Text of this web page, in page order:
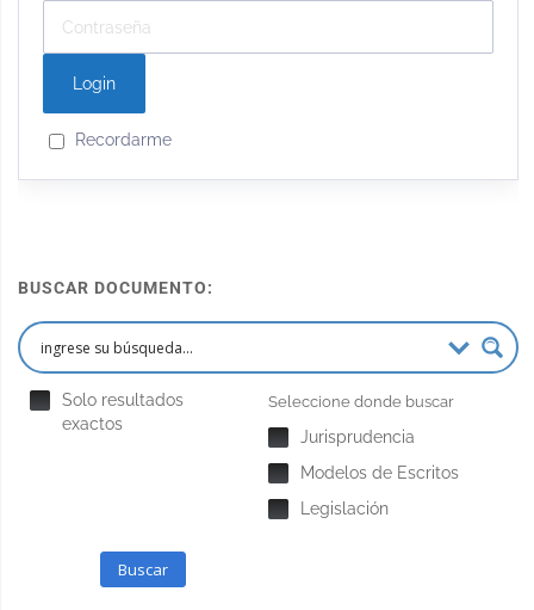
Recordarme
BUSCAR DOCUMENTO:
Solo resultados
exactos
Seleccione donde buscar
Jurisprudencia
Modelos de Escritos
Legislación
Buscar